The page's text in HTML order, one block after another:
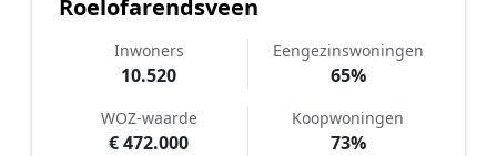
Roelofarendsveen
Inwoners
10.520
Eengezinswoningen
65%
WOZ-waarde
€ 472.000
Koopwoningen
73%